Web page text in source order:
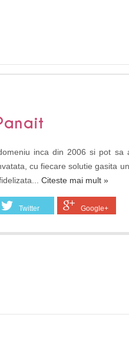
inca din 2006 si pot
cu fiecare solutie gasita
Citeste mai mult »
Twitter Google+